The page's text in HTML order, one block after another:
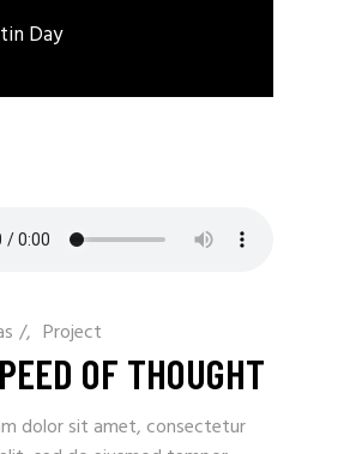
Day
/ Project
OF THOUGHT
dolor sit amet, consectetur